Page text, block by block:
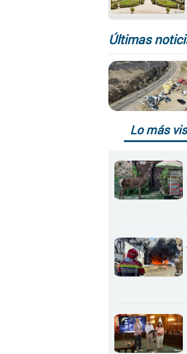
Últimas
Lo más